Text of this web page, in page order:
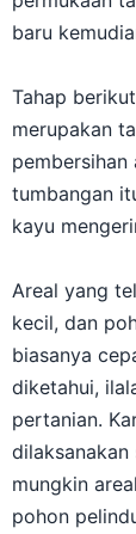
baru
Tahap
merupakan
pembersihan
tumbangan
kayu
Areal yang
kecil, dan
biasanya
diketahui,
pertanian.
dilaksanakan
mungkin
pohon